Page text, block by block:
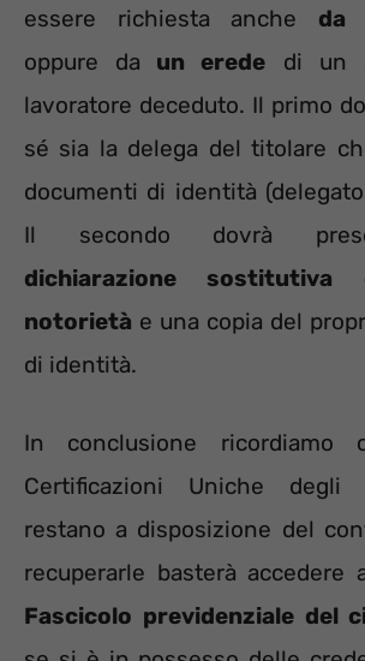
essere richiesta anche da
oppure da un erede di un
lavoratore deceduto. Il primo
sé sia la delega del titolare
documenti di identità
Il secondo dovrà
dichiarazione
notorietà e una copia del
di identità.
In conclusione
Certificazioni Uniche degli
restano a disposizione del
recuperarle basterà accedere
Fascicolo previdenziale del